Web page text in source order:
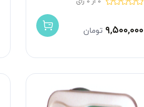
۹,۵۰۰,۰۰۰ تومان